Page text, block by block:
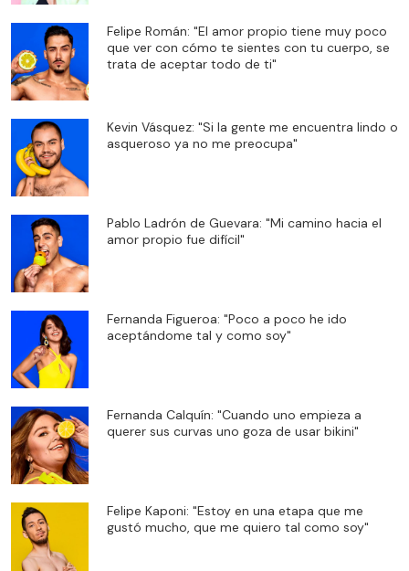
Felipe Román: "El amor propio tiene muy poco
que ver con cómo te sientes con tu cuerpo, se
trata de aceptar todo de ti"
Kevin Vásquez: "Si la gente me encuentra lindo o
asqueroso ya no me preocupa"
Pablo Ladrón de Guevara: "Mi camino hacia el
amor propio fue difícil"
Fernanda Figueroa: "Poco a poco he ido
aceptándome tal y como soy"
Fernanda Calquín: "Cuando uno empieza a
querer sus curvas uno goza de usar bikini"
Felipe Kaponi: "Estoy en una etapa que me
gustó mucho, que me quiero tal como soy"